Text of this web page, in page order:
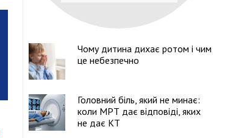
Чому дитина дихає ротом і чим
це небезпечно
Головний біль, який не минає:
коли МРТ дає відповіді, яких
не дає КТ